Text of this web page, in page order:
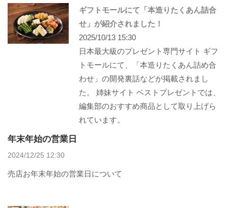
ギフトモールにて「本造りたくあん詰合
せ」が紹介されました！
2025/10/13 15:30
日本最大級のプレゼント専門サイト ギフ
トモールにて、「本造りたくあん詰め合
わせ」の開発裏話などが掲載されまし
た。 姉妹サイト ベストプレゼントでは、
編集部のおすすめ商品として取り上げら
れています。
年末年始の営業日
2024/12/25 12:30
売店お年末年始の営業日について